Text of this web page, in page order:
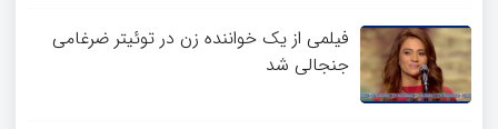
فیلمی از یک خواننده زن در توئیتر ضرغامی
جنجالی شد